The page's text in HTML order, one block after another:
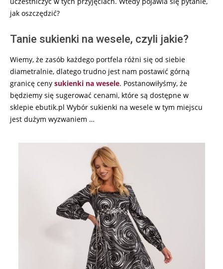
jak oszczędzić?
Tanie sukienki na wesele, czyli jakie?
Wiemy, że zasób każdego portfela różni się od siebie
diametralnie, dlatego trudno jest nam postawić górną
granicę ceny sukienki na wesele. Postanowiłyśmy, że
będziemy się sugerować cenami, które są dostępne w
sklepie ebutik.pl Wybór sukienki na wesele w tym miejscu
jest dużym wyzwaniem …